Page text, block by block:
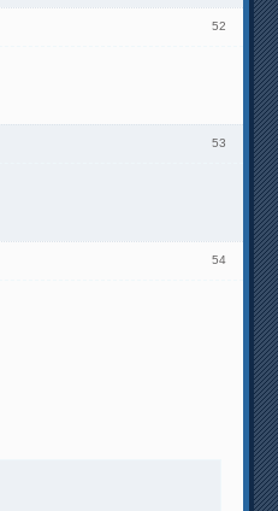
52
53
54